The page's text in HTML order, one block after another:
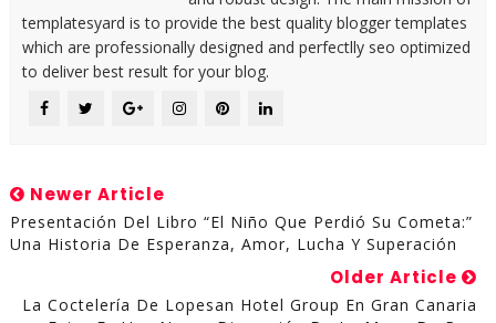
templatesyard is to provide the best quality blogger templates
which are professionally designed and perfectlly seo optimized
to deliver best result for your blog.
Newer Article
Presentación Del Libro “El Niño Que Perdió Su Cometa:”
Una Historia De Esperanza, Amor, Lucha Y Superación
Older Article
La Coctelería De Lopesan Hotel Group En Gran Canaria